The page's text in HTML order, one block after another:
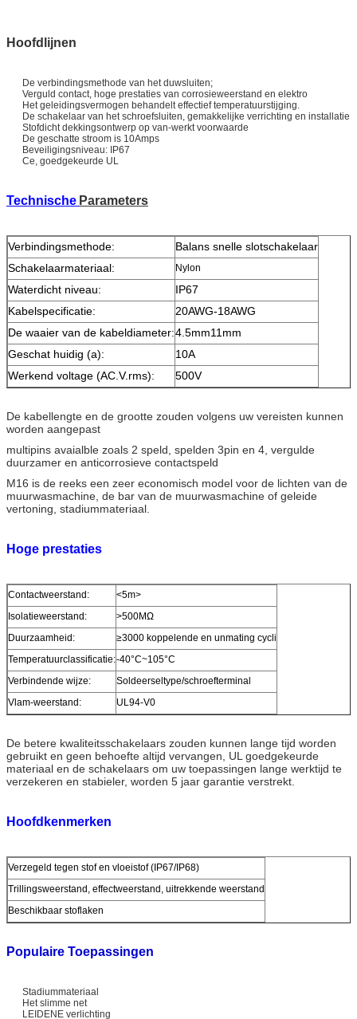
Hoofdlijnen
De verbindingsmethode van het duwsluiten;
Verguld contact, hoge prestaties van corrosieweerstand en elektro
Het geleidingsvermogen behandelt effectief temperatuurstijging.
De schakelaar van het schroefsluiten, gemakkelijke verrichting en installatie
Stofdicht dekkingsontwerp op van-werkt voorwaarde
De geschatte stroom is 10Amps
Beveiligingsniveau: IP67
Ce, goedgekeurde UL
Technische Parameters
Verbindingsmethode:
Balans snelle slotschakelaar
Schakelaarmateriaal:
Nylon
Waterdicht niveau:
IP67
Kabelspecificatie:
20AWG-18AWG
De waaier van de kabeldiameter:4.5mm11mm
Geschat huidig (a):
10A
Werkend voltage (AC.V.rms):
500V
De kabellengte en de grootte zouden volgens uw vereisten kunnen
worden aangepast
multipins avaialble zoals 2 speld, spelden 3pin en 4, vergulde
duurzamer en anticorrosieve contactspeld
M16 is de reeks een zeer economisch model voor de lichten van de
muurwasmachine, de bar van de muurwasmachine of geleide
vertoning, stadiummateriaal.
Hoge prestaties
Contactweerstand:
<5m>
Isolatieweerstand:
>500MΩ
Duurzaamheid:
≥3000 koppelende en unmating cycli
Temperatuurclassificatie:-40°C~105°C
Verbindende wijze:
Soldeerseltype/schroefterminal
Vlam-weerstand:
UL94-V0
De betere kwaliteitsschakelaars zouden kunnen lange tijd worden
gebruikt en geen behoefte altijd vervangen, UL goedgekeurde
materiaal en de schakelaars om uw toepassingen lange werktijd te
verzekeren en stabieler, worden 5 jaar garantie verstrekt.
Hoofdkenmerken
Verzegeld tegen stof en vloeistof (IP67/IP68)
Trillingsweerstand, effectweerstand, uitrekkende weerstand
Beschikbaar stoflaken
Populaire Toepassingen
Stadiummateriaal
Het slimme net
LEIDENE verlichting